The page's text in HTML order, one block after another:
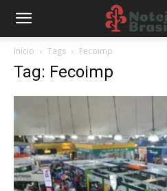
Início Tags Fecoimp
Tag: Fecoimp